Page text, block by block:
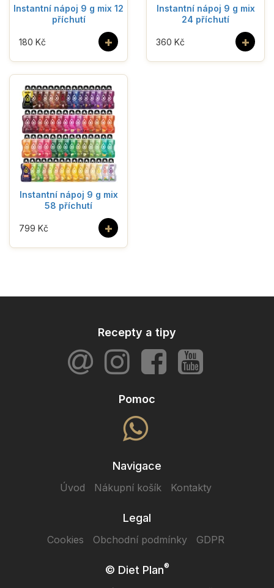
Instantní nápoj 9 g mix 12
příchutí
+
180 Kč
Instantní nápoj 9 g mix
24 příchutí
+
360 Kč
Instantní nápoj 9 g mix
58 příchutí
+
799 Kč
Recepty a tipy
Pomoc
Navigace
Úvod Nákupní košík Kontakty
Legal
Cookies Obchodní podmínky GDPR
© Diet Plan®